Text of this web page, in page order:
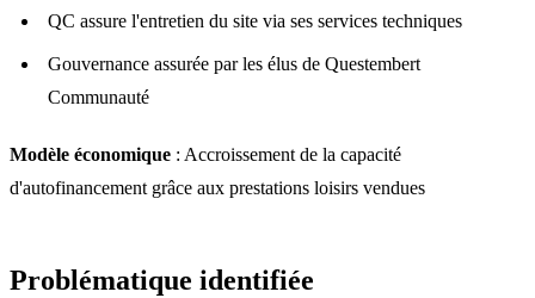
QC assure l'entretien du site via ses services techniques
Gouvernance assurée par les élus de Questembert
Communauté
Modèle économique : Accroissement de la capacité
d'autofinancement grâce aux prestations loisirs vendues
Problématique identifiée